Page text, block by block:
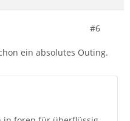
#6
ein absolutes Outing.